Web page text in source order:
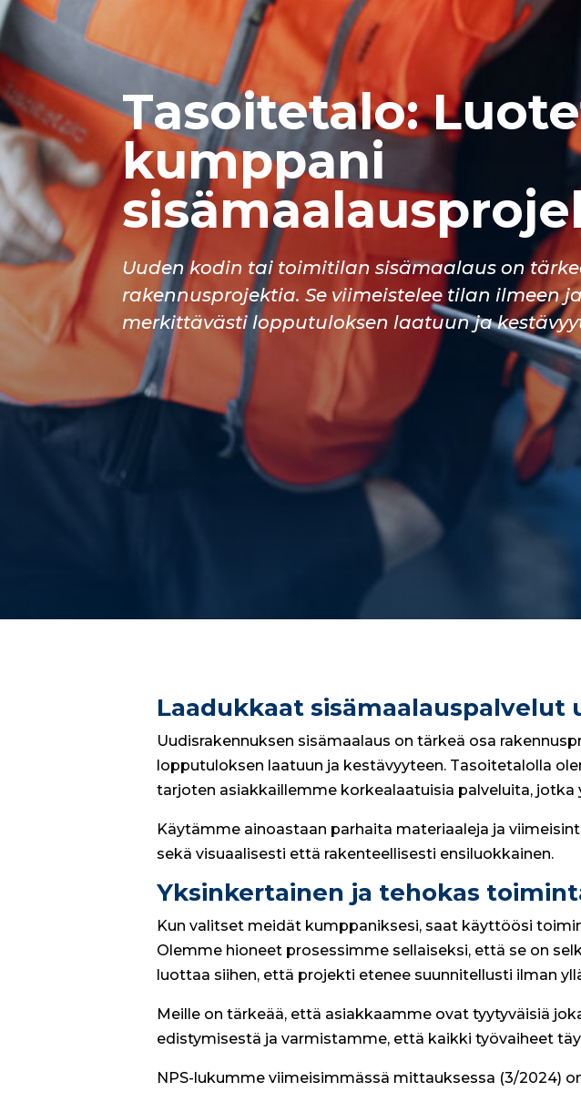
Tasoitetalo:
kumppani
Uuden kodin tai toimitilan sisämaalaus on
rakennusprojektia. Se viimeistelee tilan ilmeen
merkittävästi lopputuloksen laatuun ja
Laadukkaat sisämaalauspalvelut
Uudisrakennuksen sisämaalaus on tärkeä osa
lopputuloksen laatuun ja kestävyyteen. Tasoitetalolla
tarjoten asiakkaillemme korkealaatuisia palveluita,
Käytämme ainoastaan parhaita materiaaleja ja
sekä visuaalisesti että rakenteellisesti ensiluokkainen.
Yksinkertainen ja tehokas
Kun valitset meidät kumppaniksesi, saat käyttöösi
Olemme hioneet prosessimme sellaiseksi, että se on
luottaa siihen, että projekti etenee suunnitellusti ilman
Meille on tärkeää, että asiakkaamme ovat tyytyväisiä
edistymisestä ja varmistamme, että kaikki työvaiheet
NPS-lukumme viimeisimmässä mittauksessa (3/2024)